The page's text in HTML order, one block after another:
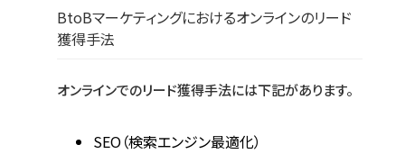
BtoBマーケティングにおけるオンラインのリード
獲得手法
オンラインでのリード獲得手法には下記があります。
SEO（検索エンジン最適化）